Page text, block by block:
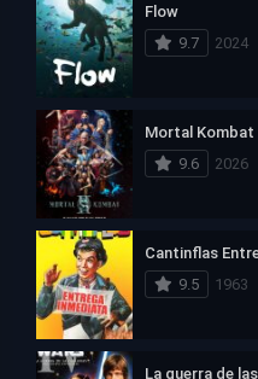
Flow
9.7
2024
Mortal Kombat
9.6
2026
Cantinflas
9.5
1963